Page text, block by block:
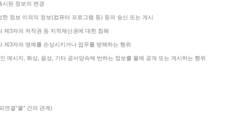
시된 정보의 변경
한 정보 이외의 정보(컴퓨터 프로그램 등) 등의 송신 또는 게시
제3자의 저작권 등 지적재산권에 대한 침해
제3자의 명예를 손상시키거나 업무를 방해하는 행위
메시지, 화상, 음성, 기타 공서양속에 반하는 정보를 몰에 공개 또는 게시하는 행위
연결“몰” 간의 관계)